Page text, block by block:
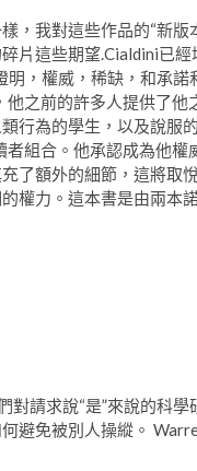
，我對這些作品的“新
片這些期望.Cialdini已
，權威，稀缺，和承諾
之前的許多人提供了
行為的學生，以及說服
組合。他承認成為他
了額外的細節，這將取
權力。這本書是由兩本
請求說“是”來說的科
避免被別人操縱。